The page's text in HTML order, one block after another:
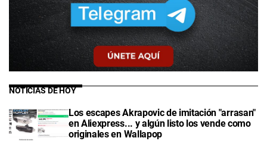
NOTICIAS DE HOY
Los escapes Akrapovic de imitación "arrasan"
en Aliexpress... y algún listo los vende como
originales en Wallapop